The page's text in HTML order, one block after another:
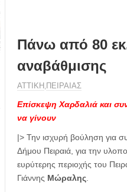
Πάνω από 80 εκ.
αναβάθμισης
ΑΤΤΙΚΗ ΠΕΙΡΑΙΑΣ
Επίσκεψη Χαρδαλιά και
να γίνουν
|> Την ισχυρή βούληση για
Δήμου Πειραιά, για την
ευρύτερης περιοχής του
Γιάννης Μώραλης.